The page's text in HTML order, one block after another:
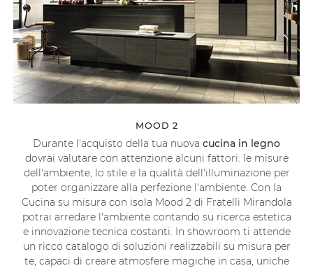
MOOD 2
Durante l'acquisto della tua nuova cucina in legno
dovrai valutare con attenzione alcuni fattori: le misure
dell'ambiente, lo stile e la qualità dell'illuminazione per
poter organizzare alla perfezione l'ambiente. Con la
Cucina su misura con isola Mood 2 di Fratelli Mirandola
potrai arredare l'ambiente contando su ricerca estetica
e innovazione tecnica costanti. In showroom ti attende
un ricco catalogo di soluzioni realizzabili su misura per
te, capaci di creare atmosfere magiche in casa, uniche